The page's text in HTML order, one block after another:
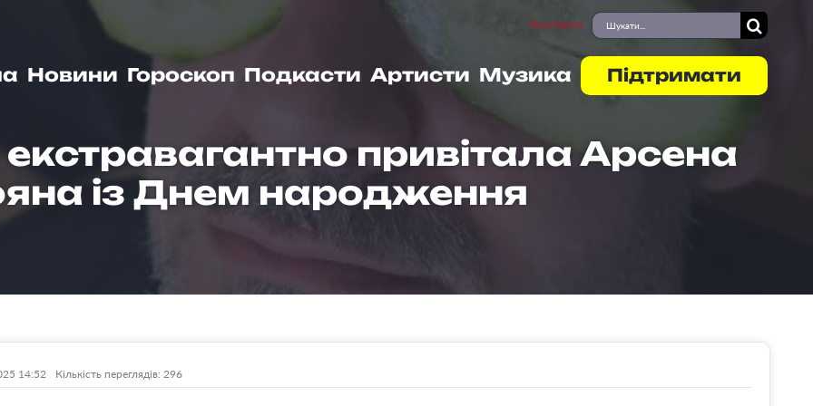
Контакти
Пошук
...
Новини Гороскоп Подкасти Артисти Музика Підтримати
привітала Арсена
із Днем народження
14:52 Кількість переглядів: 296